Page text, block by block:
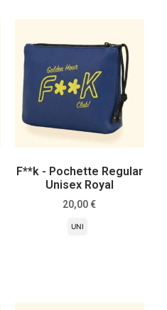
F**k - Pochette Regular
Unisex Royal
20,00 €
UNI